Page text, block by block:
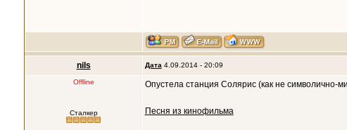
nils Дата 4.09.2014 - 20:09
Offline
Сталкер
Опустела станция Солярис (как не символично-
Песня из кинофильма